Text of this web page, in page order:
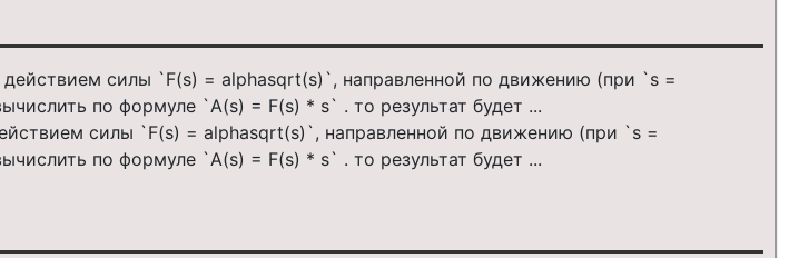
силы `F(s) = alphasqrt(s)`, направленной по движению (при `s =
по формуле `A(s) = F(s) * s` . то результат будет ...